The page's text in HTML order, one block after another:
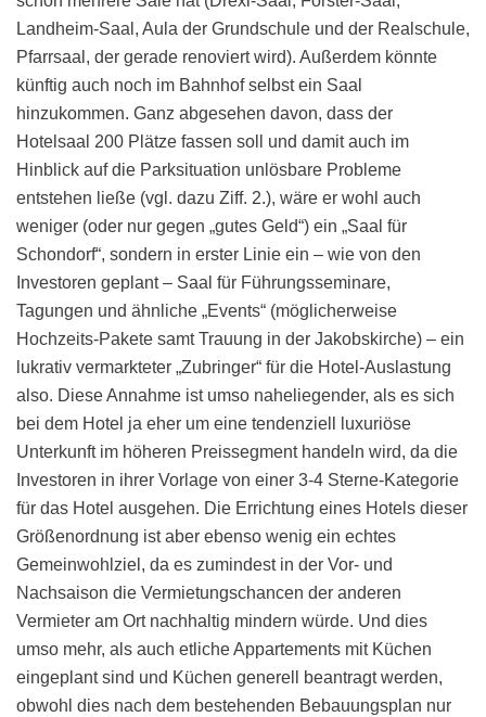
Landheim-Saal, Aula der Grundschule und der Realschule,
Pfarrsaal, der gerade renoviert wird). Außerdem könnte
künftig auch noch im Bahnhof selbst ein Saal
hinzukommen. Ganz abgesehen davon, dass der
Hotelsaal 200 Plätze fassen soll und damit auch im
Hinblick auf die Parksituation unlösbare Probleme
entstehen ließe (vgl. dazu Ziff. 2.), wäre er wohl auch
weniger (oder nur gegen „gutes Geld“) ein „Saal für
Schondorf“, sondern in erster Linie ein – wie von den
Investoren geplant – Saal für Führungsseminare,
Tagungen und ähnliche „Events“ (möglicherweise
Hochzeits-Pakete samt Trauung in der Jakobskirche) – ein
lukrativ vermarkteter „Zubringer“ für die Hotel-Auslastung
also. Diese Annahme ist umso naheliegender, als es sich
bei dem Hotel ja eher um eine tendenziell luxuriöse
Unterkunft im höheren Preissegment handeln wird, da die
Investoren in ihrer Vorlage von einer 3-4 Sterne-Kategorie
für das Hotel ausgehen. Die Errichtung eines Hotels dieser
Größenordnung ist aber ebenso wenig ein echtes
Gemeinwohlziel, da es zumindest in der Vor- und
Nachsaison die Vermietungschancen der anderen
Vermieter am Ort nachhaltig mindern würde. Und dies
umso mehr, als auch etliche Appartements mit Küchen
eingeplant sind und Küchen generell beantragt werden,
obwohl dies nach dem bestehenden Bebauungsplan nur